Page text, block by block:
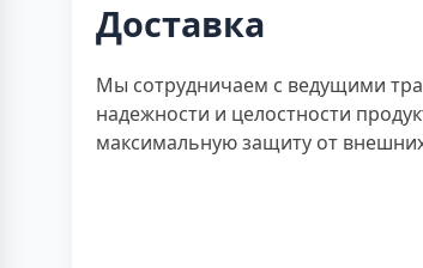
Доставка
Мы сотрудничаем с ведущими
надежности и целостности
максимальную защиту от внешних